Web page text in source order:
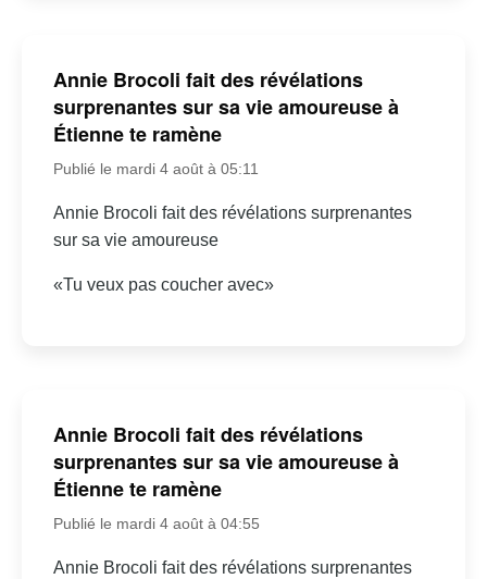
Annie Brocoli fait des révélations
surprenantes sur sa vie amoureuse à
Étienne te ramène
Publié le mardi 4 août à 05:11
Annie Brocoli fait des révélations surprenantes
sur sa vie amoureuse
«Tu veux pas coucher avec»
Annie Brocoli fait des révélations
surprenantes sur sa vie amoureuse à
Étienne te ramène
Publié le mardi 4 août à 04:55
Annie Brocoli fait des révélations surprenantes